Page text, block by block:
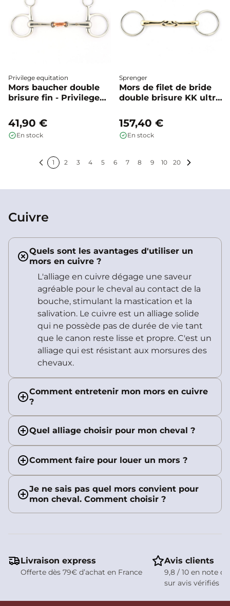
Privilege equitation
Mors baucher double
brisure fin - Privilege
41,90 €
En stock
Sprenger
Mors de filet de bride
double brisure KK ultra
157,40 €
En stock
1 2 3 4 5 6 7 8 9 10
20
Cuivre
Quels sont les avantages d'utiliser un
mors en cuivre ?
L'alliage en cuivre dégage une saveur
agréable pour le cheval au contact de la
bouche, stimulant la mastication et la
salivation. Le cuivre est un alliage solide
qui ne possède pas de durée de vie tant
que le canon reste lisse et propre. C'est un
alliage qui est résistant aux morsures des
chevaux.
Comment entretenir mon mors en cuivre
?
Quel alliage choisir pour mon cheval ?
Comment faire pour louer un mors ?
Je ne sais pas quel mors convient pour
mon cheval. Comment choisir ?
Livraison express
Offerte dès 79€ d’achat en France
Avis clients
9,8 / 10 en note
sur avis vérifiés